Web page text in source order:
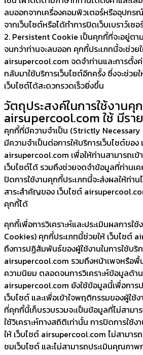
ลบออกจากเครื่องคอมพิวเตอร์หรืออุปกร
จากเว็บไซต์หรือได้ทำการปิดเว็บเบราว์เซอ
2. Persistent Cookie เป็นคุกกี้ที่จะอยู่ตา
จนกว่าท่านจะลบออก คุกกี้ประเภทนี้จะช่วย
airsupercool.com จดจำท่านและการตั้ง
กลับมาใช้บริการเว็บไซต์อีกครั้ง ซึ่งจะช่วยใ
เว็บไซต์ได้สะดวกรวดเร็วยิ่งขึ้น
วัตถุประสงค์ในการใช้งานคุ
airsupercool.com ใช้ มีรา
คุกกี้ที่มีความจำเป็น (Strictly
มีความจำเป็นต่อการให้บริการเว็บไซต์ของ
airsupercool.com เพื่อให้ท่านสามารถเข้
เว็บไซต์ได้ รวมถึงช่วยจดจำข้อมูลที่ท่านเค
ปิดการใช้งานคุกกี้ประเภทนี้จะส่งผลให้ท่าน
สาระสำคัญของ เว็บไซต์
คุกกี้ได้
คุกกี้เพื่อการวิเคราะห์และประเมินผลการใ
Cookies) คุกกี้ประเภทนี้ช่วยให้ เว็บไซต์
ถึงการปฏิสัมพันธ์ของผู้ใช้งานในการใช้บริ
airsupercool.com รวมถึงหน้าเพจหรือพื้
ความนิยม ตลอดจนการวิเคราะห์ข้อมูลด้า
airsupercool.com ยังใช้ข้อมูลนี้เพื่อการ
เว็บไซต์ และเพื่อเข้าใจพฤติกรรมของผู้ใช้
ที่คุกกี้นี้เก็บรวบรวมจะเป็นข้อมูลที่ไม่สามา
ใช้วิเคราะห์ทางสถิติเท่านั้น การปิดการใช้
ให้ เว็บไซต์ airsupercool.com ไม่สามาร
ชมเว็บไซต์ และไม่สามารถประเมินคุณภาพ